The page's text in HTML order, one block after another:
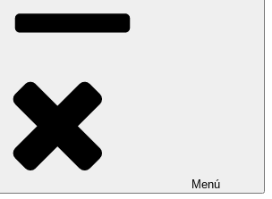
Menú